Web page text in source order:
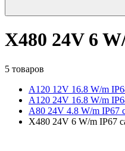
X480 24V 6
5 товаров
A120 12V 16.8 W/m
A120 24V 16.8 W/m
A80 24V 4.8 W/m IP67
X480 24V 6 W/m IP67